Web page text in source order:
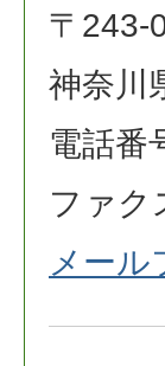
〒243-
神奈川
電話番
ファク
メール